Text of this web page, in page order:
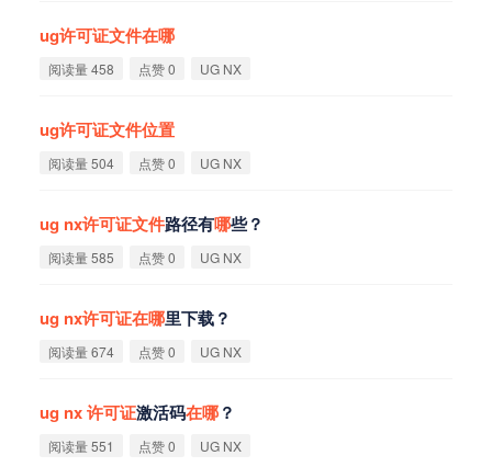
ug许可证文件在哪
阅读量 458 点赞 0 UG NX
ug许可证文件位置
阅读量 504 点赞 0 UG NX
ug nx许可证文件路径有哪些？
阅读量 585 点赞 0 UG NX
ug nx许可证在哪里下载？
阅读量 674 点赞 0 UG NX
ug nx许可证激活码在哪？
阅读量 551 点赞 0 UG NX